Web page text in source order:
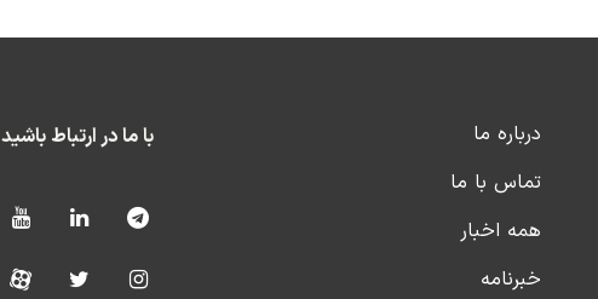
درباره ما
تماس با ما
همه اخبار
خبرنامه
با ما در ارتباط باشید